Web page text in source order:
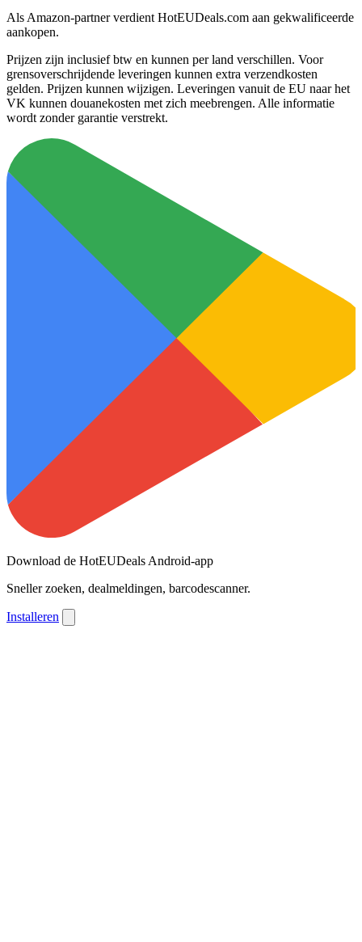
Als Amazon-partner verdient HotEUDeals.com aan gekwalificeerde
aankopen.
Prijzen zijn inclusief btw en kunnen per land verschillen. Voor
grensoverschrijdende leveringen kunnen extra verzendkosten
gelden. Prijzen kunnen wijzigen. Leveringen vanuit de EU naar het
VK kunnen douanekosten met zich meebrengen. Alle informatie
wordt zonder garantie verstrekt.
Download de HotEUDeals Android-app
Sneller zoeken, dealmeldingen, barcodescanner.
Installeren